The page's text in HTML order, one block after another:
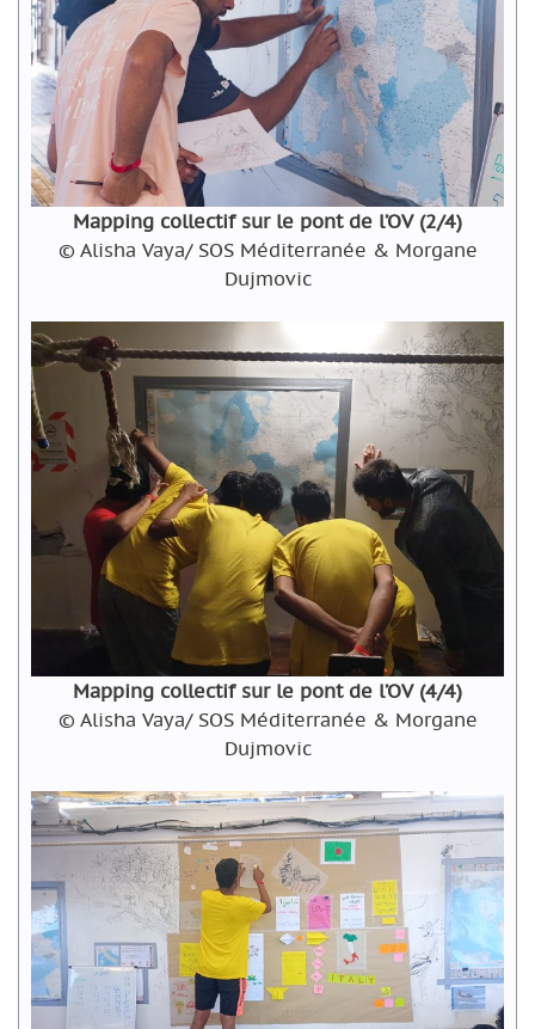
Mapping collectif sur le pont de l’OV (2/4)
© Alisha Vaya/ SOS Méditerranée & Morgane
Dujmovic
Mapping collectif sur le pont de l’OV (4/4)
© Alisha Vaya/ SOS Méditerranée & Morgane
Dujmovic